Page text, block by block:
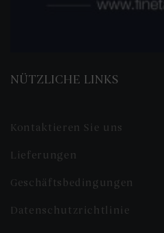
NÜTZLICHE LINKS
Kontaktieren Sie uns
Lieferungen
Geschäftsbedingungen
Datenschutzrichtlinie